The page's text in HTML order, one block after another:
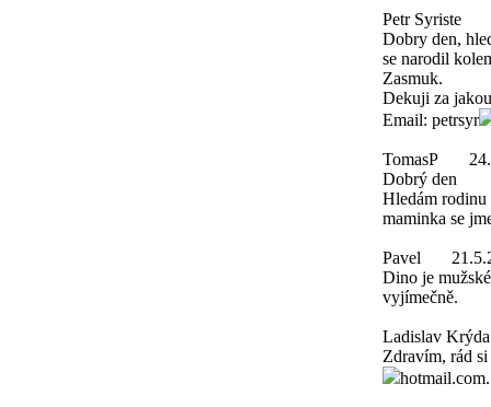
Petr Syriste
Dobry den,
se narodil
Zasmuk.
Dekuji za
Email: petrsyr
TomasP
Dobrý den
Hledám
maminka se
Pavel
Dino je
vyjímečně.
Ladislav Krýda
Zdravím, rád